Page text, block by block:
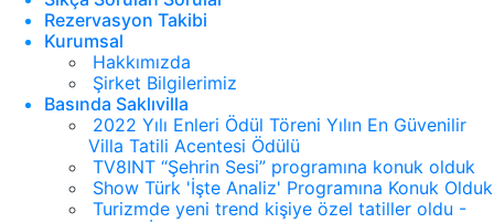
Rezervasyon Takibi
Kurumsal
Hakkımızda
Şirket Bilgilerimiz
Basında Saklıvilla
2022 Yılı Enleri Ödül Töreni Yılın En Güvenilir
Villa Tatili Acentesi Ödülü
TV8INT “Şehrin Sesi” programına konuk olduk
Show Türk 'İşte Analiz' Programına Konuk Olduk
Turizmde yeni trend kişiye özel tatiller oldu -